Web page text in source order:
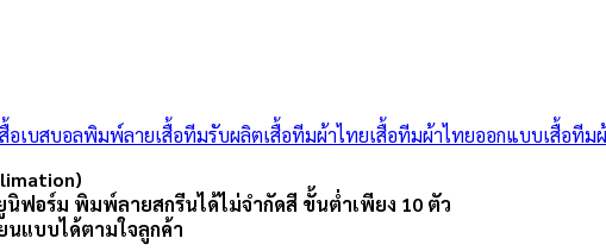
อเบสบอลพิมพ์ลายเสื้อทีมรับผลิตเสื้อทีมผ้าไทยเสื้อทีมผ้าไทยออกแบบเสื้อทีม
นิฟอร์ม พิมพ์ลายสกรีนได้ไม่จำกัดสี ขั้นต่ำเพียง 10 ตัว
นแบบได้ตามใจลูกค้า